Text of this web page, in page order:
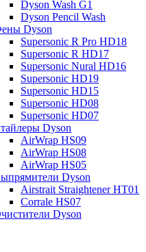
Dyson Wash G1
Dyson Pencil Wash
Dyson
Supersonic R Pro HD18
Supersonic R HD17
Supersonic Nural HD16
Supersonic HD19
Supersonic HD15
Supersonic HD08
Supersonic HD07
Dyson
AirWrap HS09
AirWrap HS08
AirWrap HS05
Dyson
Airstrait Straightener HT01
Corrale HS07
Dyson